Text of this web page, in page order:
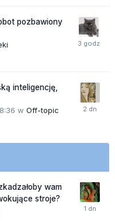
pozbawiony
inteligencję,
w Off-topic
wam
stroje?